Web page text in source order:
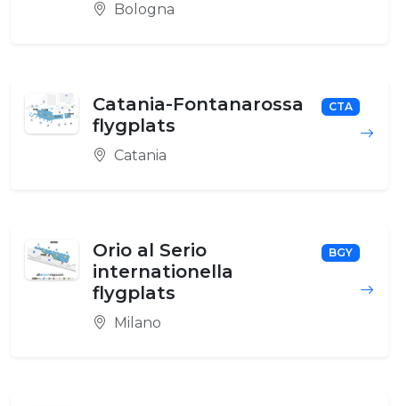
Bologna
Catania-Fontanarossa
flygplats
CTA
Catania
Orio al Serio
internationella
flygplats
BGY
Milano